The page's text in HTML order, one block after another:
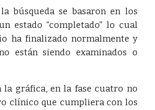
búsqueda se basaron en los
estado “completado” lo cual
ha finalizado normalmente y
están siendo examinados o
la gráfica, en la fase cuatro no
clínico que cumpliera con los